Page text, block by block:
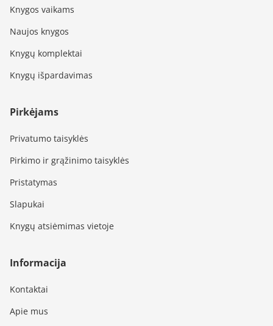
Knygos vaikams
Naujos knygos
Knygų komplektai
Knygų išpardavimas
Pirkėjams
Privatumo taisyklės
Pirkimo ir grąžinimo taisyklės
Pristatymas
Slapukai
Knygų atsiėmimas vietoje
Informacija
Kontaktai
Apie mus